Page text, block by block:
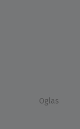
Oglas